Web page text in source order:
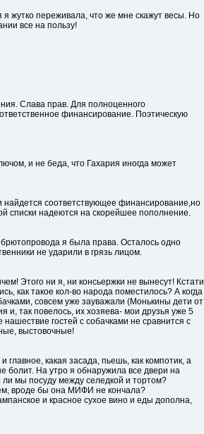
жутко переживала, что же мне скажут весы. Но
все на пользу!
Слава прав. Для полноценного
финансирование. Поэтическую
и не беда, что Гахария иногда может
соответствующее финансирование,но
списки надеются на скорейшее пополнение.
я была права. Осталось одно
не ударили в грязь лицом.
Этого ни я, ни консьержки не вынесут! Кстати
как такое кол-во народа поместилось? А когда
совсем уже зауважали (Монькины дети от
и, так повелось, их хозяева- мои друзья уже 5
гостей с собачками не сравнится с
выстовочные!
какая засада, пьешь, как компотик, а
болит. На утро я обнаружила все двери на
мы посуду между селедкой и тортом?
вроде бы она МИФИ не кончала?
и красное сухое вино и еды дополна,